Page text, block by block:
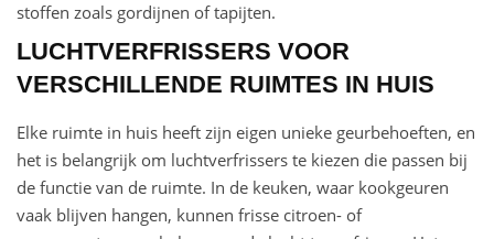
stoffen zoals gordijnen of tapijten.
LUCHTVERFRISSERS VOOR
VERSCHILLENDE RUIMTES IN HUIS
Elke ruimte in huis heeft zijn eigen unieke geurbehoeften, en
het is belangrijk om luchtverfrissers te kiezen die passen bij
de functie van de ruimte. In de keuken, waar kookgeuren
vaak blijven hangen, kunnen frisse citroen- of